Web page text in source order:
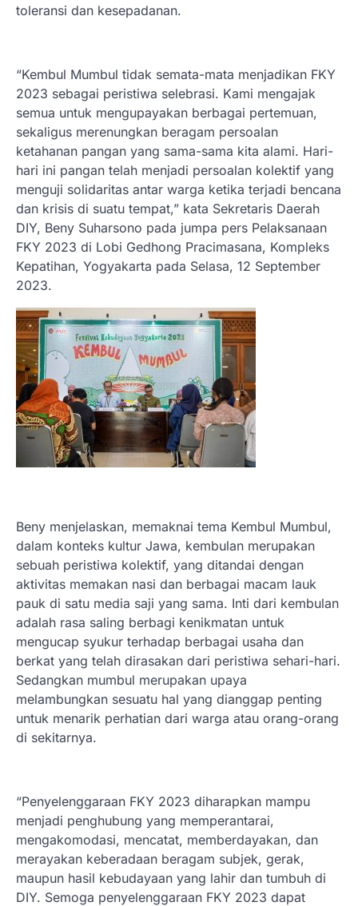
toleransi dan kesepadanan.
“Kembul Mumbul tidak semata-mata menjadikan FKY
2023 sebagai peristiwa selebrasi. Kami mengajak
semua untuk mengupayakan berbagai pertemuan,
sekaligus merenungkan beragam persoalan
ketahanan pangan yang sama-sama kita alami. Hari-
hari ini pangan telah menjadi persoalan kolektif yang
menguji solidaritas antar warga ketika terjadi bencana
dan krisis di suatu tempat,” kata Sekretaris Daerah
DIY, Beny Suharsono pada jumpa pers Pelaksanaan
FKY 2023 di Lobi Gedhong Pracimasana, Kompleks
Kepatihan, Yogyakarta pada Selasa, 12 September
2023.
Beny menjelaskan, memaknai tema Kembul Mumbul,
dalam konteks kultur Jawa, kembulan merupakan
sebuah peristiwa kolektif, yang ditandai dengan
aktivitas memakan nasi dan berbagai macam lauk
pauk di satu media saji yang sama. Inti dari kembulan
adalah rasa saling berbagi kenikmatan untuk
mengucap syukur terhadap berbagai usaha dan
berkat yang telah dirasakan dari peristiwa sehari-hari.
Sedangkan mumbul merupakan upaya
melambungkan sesuatu hal yang dianggap penting
untuk menarik perhatian dari warga atau orang-orang
di sekitarnya.
“Penyelenggaraan FKY 2023 diharapkan mampu
menjadi penghubung yang memperantarai,
mengakomodasi, mencatat, memberdayakan, dan
merayakan keberadaan beragam subjek, gerak,
maupun hasil kebudayaan yang lahir dan tumbuh di
DIY. Semoga penyelenggaraan FKY 2023 dapat